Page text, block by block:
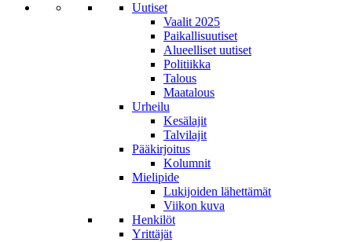
Uutiset
Vaalit 2025
Paikallisuutiset
Alueelliset uutiset
Politiikka
Talous
Maatalous
Urheilu
Kesälajit
Talvilajit
Pääkirjoitus
Kolumnit
Mielipide
Lukijoiden lähettämät
Viikon kuva
Henkilöt
Yrittäjät